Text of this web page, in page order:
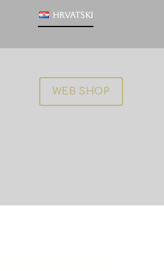
Hrvatski
WEB SHOP